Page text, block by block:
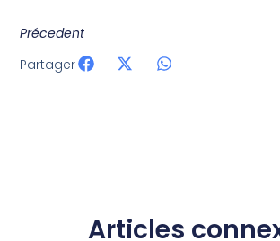
Précedent
Partager
Articles